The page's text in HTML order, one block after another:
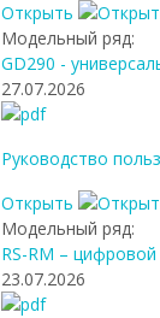
Открыть
Модельный ряд:
GD290 -
27.07.2026
Руководство
Открыть
Модельный ряд:
RS-RM –
23.07.2026